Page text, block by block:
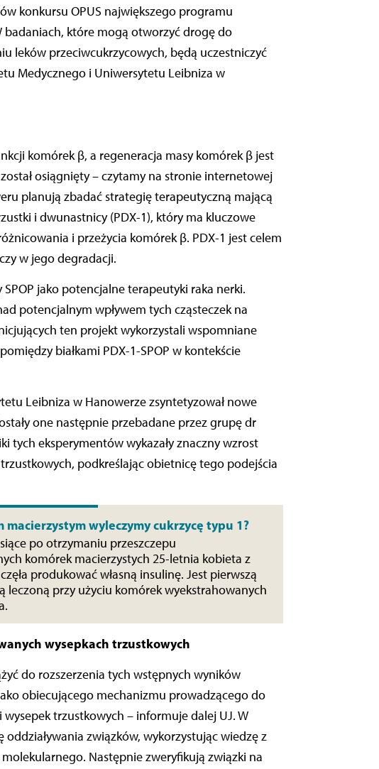
konkursu OPUS największego programu
które mogą otworzyć drogę do
leków przeciwcukrzycowych, będą uczestniczyć
Medycznego i Uniwersytetu Leibniza w
komórek β, a regeneracja masy komórek β jest
osiągnięty – czytamy na stronie internetowej
planują zbadać strategię terapeutyczną mającą
i dwunastnicy (PDX-1), który ma kluczowe
i przeżycia komórek β. PDX-1 jest celem
w jego degradacji.
jako potencjalne terapeutyki raka nerki.
potencjalnym wpływem tych cząsteczek na
ten projekt wykorzystali wspomniane
białkami PDX-1-SPOP w kontekście
Leibniza w Hanowerze zsyntetyzował nowe
one następnie przebadane przez grupę dr
tych eksperymentów wykazały znaczny wzrost
podkreślając obietnicę tego podejścia
macierzystym wyleczymy cukrzycę typu 1?
po otrzymaniu przeszczepu
komórek macierzystych 25-letnia kobieta z
produkować własną insulinę. Jest pierwszą
leczoną przy użyciu komórek wyekstrahowanych
wysepkach trzustkowych
do rozszerzenia tych wstępnych wyników
obiecującego mechanizmu prowadzącego do
trzustkowych – informuje dalej UJ. W
oddziaływania związków, wykorzystując wiedzę z
Następnie zweryfikują związki na